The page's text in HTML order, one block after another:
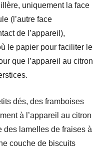
uniquement la face
(l’autre face
de l’appareil),
le papier pour faciliter le
que l’appareil au citron
dés, des framboises
à l’appareil au citron
des lamelles de fraises à
couche de biscuits